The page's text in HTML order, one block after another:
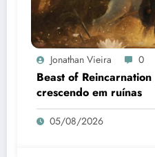
Jonathan Vieira 0
Beast of
crescendo em ruínas
05/08/2026